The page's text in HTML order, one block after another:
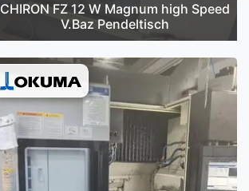
CHIRON FZ 12 W Magnum high Speed
V.Baz Pendeltisch